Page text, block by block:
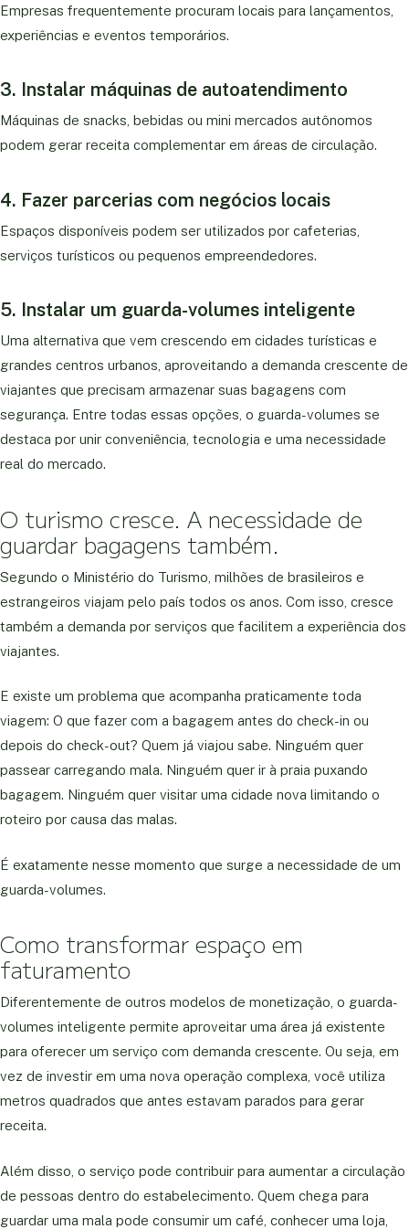
Empresas frequentemente procuram locais para lançamentos,
experiências e eventos temporários.
3. Instalar máquinas de autoatendimento
Máquinas de snacks, bebidas ou mini mercados autônomos
podem gerar receita complementar em áreas de circulação.
4. Fazer parcerias com negócios locais
Espaços disponíveis podem ser utilizados por cafeterias,
serviços turísticos ou pequenos empreendedores.
5. Instalar um guarda-volumes inteligente
Uma alternativa que vem crescendo em cidades turísticas e
grandes centros urbanos, aproveitando a demanda crescente de
viajantes que precisam armazenar suas bagagens com
segurança. Entre todas essas opções, o guarda-volumes se
destaca por unir conveniência, tecnologia e uma necessidade
real do mercado.
O turismo cresce. A necessidade de
guardar bagagens também.
Segundo o Ministério do Turismo, milhões de brasileiros e
estrangeiros viajam pelo país todos os anos. Com isso, cresce
também a demanda por serviços que facilitem a experiência dos
viajantes.
E existe um problema que acompanha praticamente toda
viagem: O que fazer com a bagagem antes do check-in ou
depois do check-out? Quem já viajou sabe. Ninguém quer
passear carregando mala. Ninguém quer ir à praia puxando
bagagem. Ninguém quer visitar uma cidade nova limitando o
roteiro por causa das malas.
É exatamente nesse momento que surge a necessidade de um
guarda-volumes.
Como transformar espaço em
faturamento
Diferentemente de outros modelos de monetização, o guarda-
volumes inteligente permite aproveitar uma área já existente
para oferecer um serviço com demanda crescente. Ou seja, em
vez de investir em uma nova operação complexa, você utiliza
metros quadrados que antes estavam parados para gerar
receita.
Além disso, o serviço pode contribuir para aumentar a circulação
de pessoas dentro do estabelecimento. Quem chega para
guardar uma mala pode consumir um café, conhecer uma loja,